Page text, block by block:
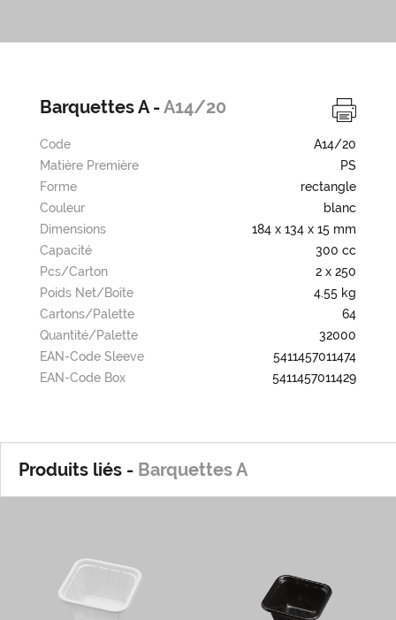
Barquettes A -A14/20
Code
A14/20
Matière Première
PS
Forme
rectangle
Couleur
blanc
Dimensions
184 x 134 x 15 mm
Capacité
300 cc
Pcs/carton
2 x 250
Poids Net/boîte
4.55 kg
Cartons/palette
64
Quantité/palette
32000
EAN-Code Sleeve
5411457011474
EAN-Code Box
5411457011429
Produits liés - Barquettes A
A0